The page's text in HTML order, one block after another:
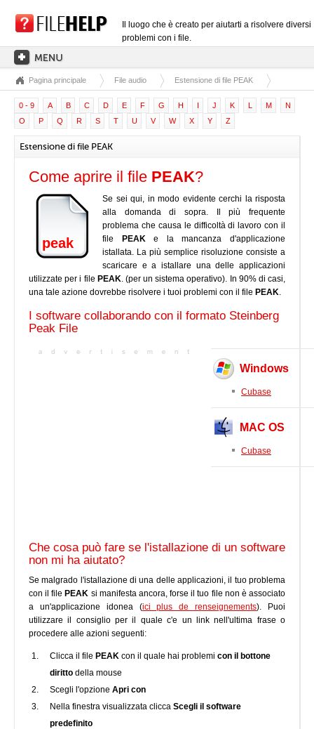
Il luogo che è creato per aiutarti a risolvere diversi
problemi con i file.
PAGINA PRINCIPALE
CATEGORIE DELLE ESTENSIONI
CATEGORIE DEI DRIVER
FILE DLL
CONVERSIONI DI FILE
SOFTWARE
Pagina principale File audio Estensione di file PEAK
0 - 9 A B C D E F G H I J K L M
N
O
P Q R S T U V W X Y Z
Estensione di file PEAK
Come aprire il file PEAK?
peak
Se sei qui, in modo evidente cerchi la risposta
alla domanda di sopra. Il più frequente
problema che causa le difficoltà di lavoro con il
file
PEAKe la mancanza d'applicazione
istallata. La più semplice risoluzione consiste a
scaricare e a istallare una delle applicazioni
utilizzate per i file PEAK. (per un sistema operativo). In 90% di casi,
una tale azione dovrebbe risolvere i tuoi problemi con il file PEAK.
I software collaborando con il formato Steinberg
Peak File
Windows
Cubase
MAC OS
Cubase
Che cosa può fare se l'istallazione di un software
non mi ha aiutato?
Se malgrado l'istallazione di una delle applicazioni, il tuo problema
con il file PEAK si manifesta ancora, forse il tuo file non è associato
a un'applicazione idonea (ici plus de renseignements). Puoi
utilizzare il consiglio per il quale c'e un link nell'ultima frase o
procedere alle azioni seguenti:
Clicca il file PEAK con il quale hai problemi con il bottone
diritto della mouse
Scegli l'opzione Apri con
Nella finestra visualizzata clicca Scegli il software
predefinito